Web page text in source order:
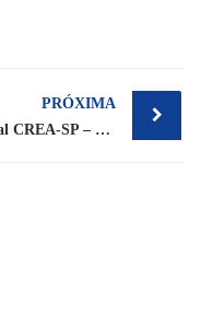
PRÓXIMA
Portal CREA-SP – Notícias – Acidente em obra de hipermercado em Presidente Prudente